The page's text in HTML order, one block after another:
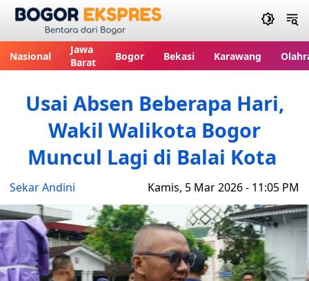
Nasional
Jawa
Barat
Bogor Bekasi Karawang
Usai Absen Beberapa Hari,
Wakil Walikota Bogor
Muncul Lagi di Balai Kota
Sekar Andini Kamis, 5 Mar 2026 - 11:05 PM